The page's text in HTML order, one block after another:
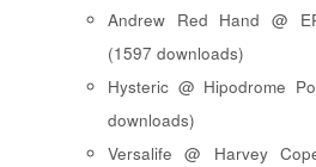
Andrew Red Hand @
(1597 downloads)
Hysteric @ Hipodrome
downloads)
Versalife @ Harvey